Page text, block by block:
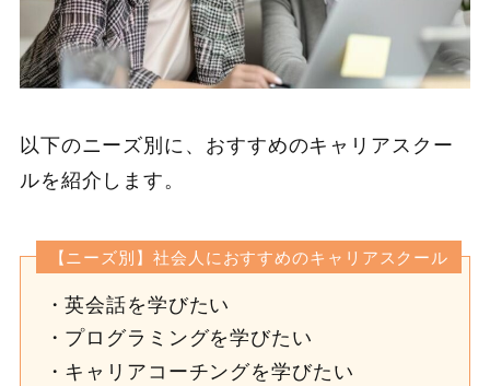
以下のニーズ別に、おすすめのキャリアスクー
ルを紹介します。
【ニーズ別】社会人におすすめのキャリアスクール
英会話を学びたい
プログラミングを学びたい
キャリアコーチングを学びたい